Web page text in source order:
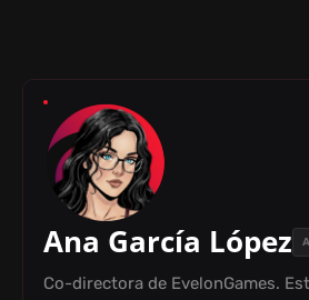
Ana García López
Co-directora de EvelonGames.